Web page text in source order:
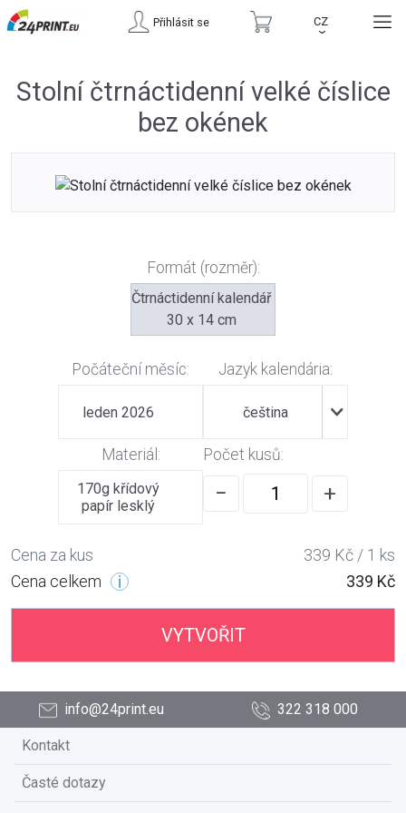
Přihlásit se CZ
›
Stolní čtrnáctidenní velké číslice
bez okének
Formát (rozměr):
Čtrnáctidenní kalendář
30 x 14 cm
Počáteční měsíc:
leden 2026
Jazyk kalendária:
čeština
Materiál:
170g křídový
papír lesklý
Počet kusů:
− +
Cena za kus
339 Kč / 1 ks
Cena celkem
339 Kč
VYTVOŘIT
info@24print.eu 322 318 000
Kontakt
Časté dotazy